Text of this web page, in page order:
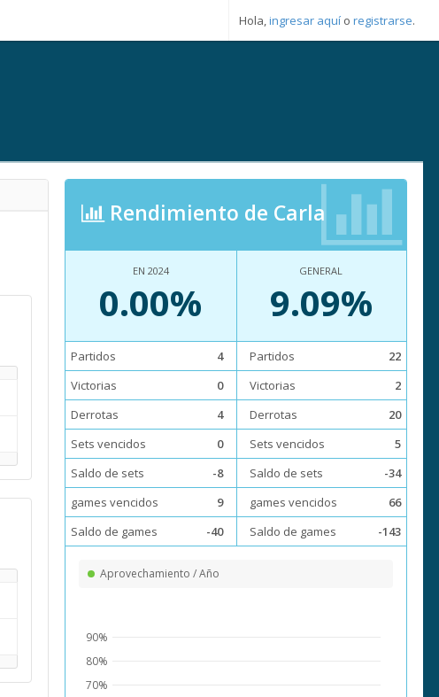
Hola,ingresar aquí o registrarse.
Rendimiento de Carla
EN 2024
0.00%
Partidos
4
Victorias
0
Derrotas
4
Sets vencidos
0
Saldo de sets
-8
games vencidos
9
Saldo de games
-40
GENERAL
9.09%
Partidos
22
Victorias
2
Derrotas
20
Sets vencidos
5
Saldo de sets
-34
games vencidos
66
Saldo de games
-143
Aprovechamiento / Año
70%
80%
90%